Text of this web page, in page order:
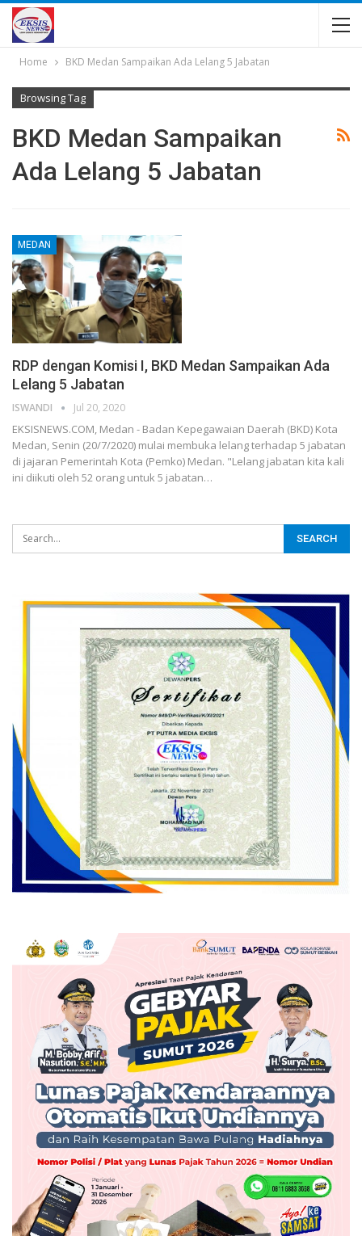
Home BKD Medan Sampaikan Ada Lelang 5 Jabatan
Browsing Tag
BKD Medan Sampaikan
Ada Lelang 5 Jabatan
MEDAN
RDP dengan Komisi I, BKD Medan Sampaikan Ada
Lelang 5 Jabatan
ISWANDI Jul 20, 2020
EKSISNEWS.COM, Medan - Badan Kepegawaian Daerah (BKD) Kota
Medan, Senin (20/7/2020) mulai membuka lelang terhadap 5 jabatan
di jajaran Pemerintah Kota (Pemko) Medan. "Lelang jabatan kita kali
ini diikuti oleh 52 orang untuk 5 jabatan…